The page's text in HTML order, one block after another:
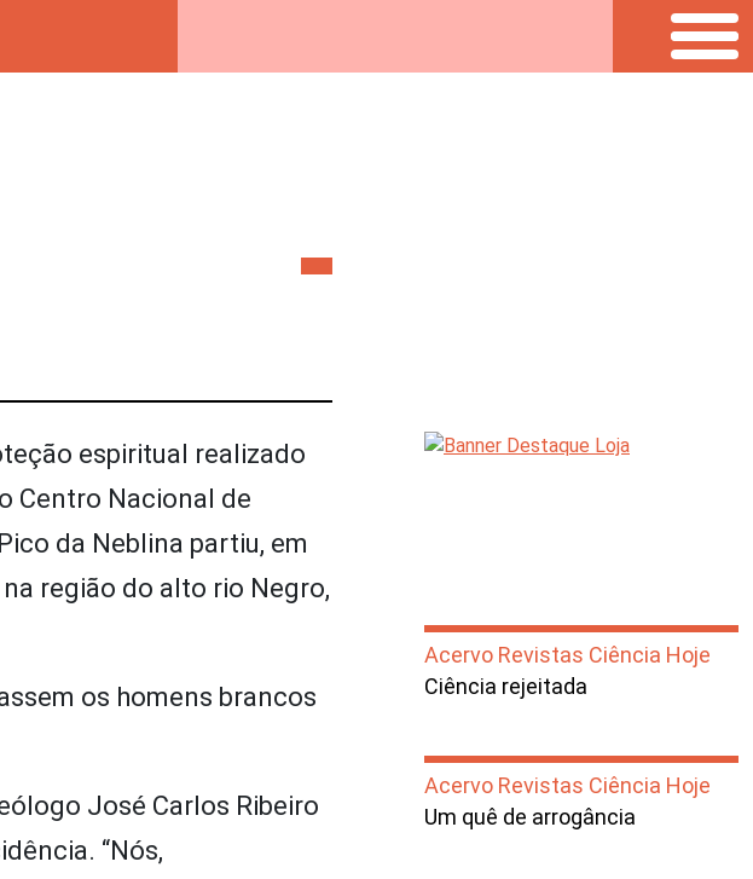
espiritual realizado
Centro Nacional de
da Neblina partiu, em
região do alto rio Negro,
os homens brancos
José Carlos Ribeiro
“Nós,
Acervo Revistas Ciência Hoje
Ciência rejeitada
Acervo Revistas Ciência Hoje
Um quê de arrogância